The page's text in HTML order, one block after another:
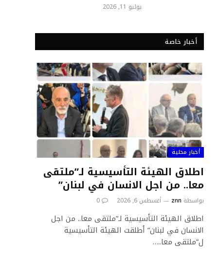
يوليو 11, 2026
أخبار خاصة
أخبار محلية
اطلاق الهيئة التأسيسية لـ”ملتقى
معا.. من اجل الانسان في لبنان”
بواسطة znn أغسطس 6, 2026 0
اطلاق الهيئة التأسيسية لـ”ملتقى معا.. من اجل
الانسان في لبنان” أطلقت الهيئة التأسيسية
ل”ملتقى معا..…